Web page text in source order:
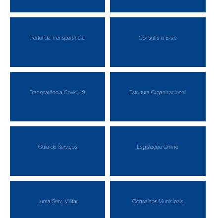
Portal da Transparência Consulte o E-sic
Transparência Covid-19 Estrutura Organizacional
Guia de Serviços Legislação Online
Junta Serv. Militar Conselhos Municipais